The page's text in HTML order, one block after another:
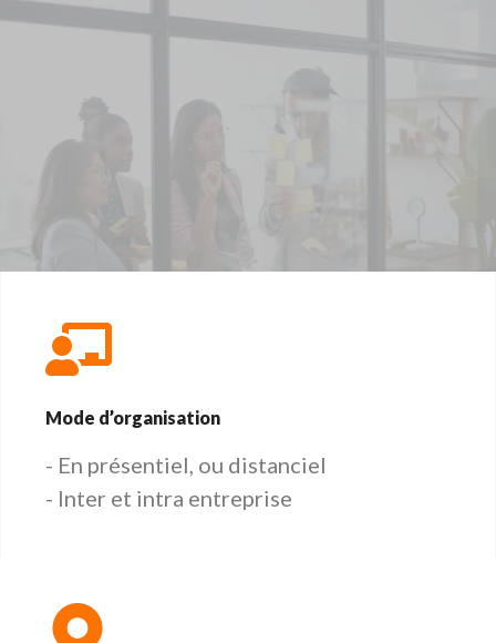
Mode d’organisation
- En présentiel, ou distanciel
- Inter et intra entreprise